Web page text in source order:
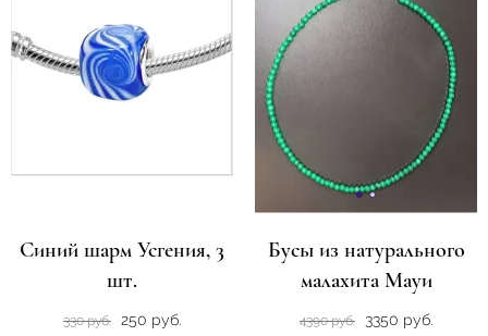
Синий шарм Усгения, 3
шт.
330 руб. 250 руб.
Бусы из натурального
малахита Мауи
4390 руб. 3350 руб.